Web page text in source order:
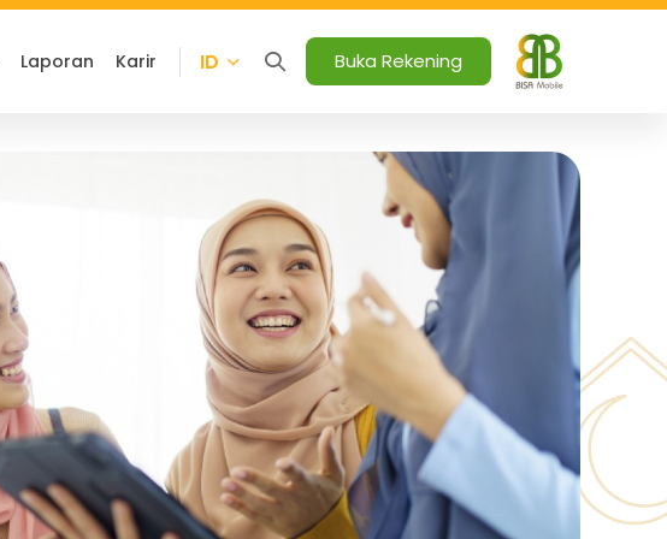
Laporan Karir ID Buka Rekening